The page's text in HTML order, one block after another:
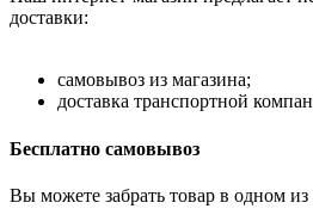
доставки:
самовывоз из магазина;
доставка транспортной
Бесплатно самовывоз
Вы можете забрать товар в одном